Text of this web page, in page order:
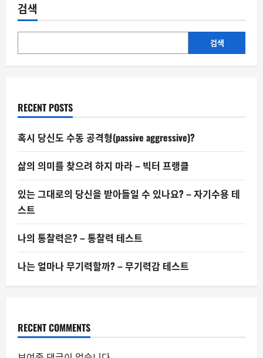
착
도
복
오
이
유
–
착
의
오
(Arrival
Fallacy)
검색
검색
RECENT POSTS
혹시 당신도 수동 공격형(passive aggressive)?
삶의 의미를 찾으려 하지 마라 – 빅터 프랭클
있는 그대로의 당신을 받아들일 수 있나요? – 자기수용 테
스트
나의 통찰력은? – 통찰력 테스트
나는 얼마나 무기력할까? – 무기력감 테스트
RECENT COMMENTS